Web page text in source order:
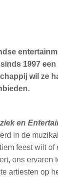
1997
wil ze
en
in de
feest wilt of
ons ervaren
artiesten op